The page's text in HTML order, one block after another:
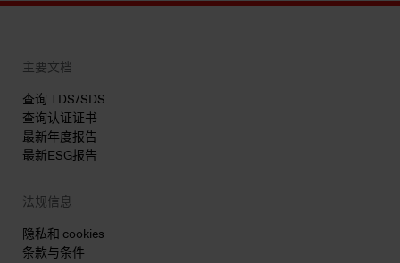
主要文档
查询 TDS/SDS
查询认证证书
最新年度报告
最新ESG报告
法规信息
隐私和 cookies
条款与条件